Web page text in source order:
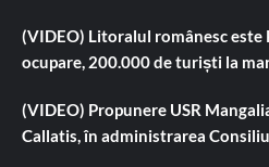
(VIDEO) Litoralul românesc este
ocupare, 200.000 de turiști la
(VIDEO) Propunere USR
Callatis, în administrarea